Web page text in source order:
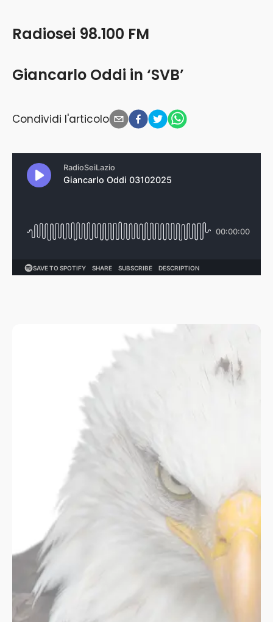
Giancarlo Oddi in ‘SVB’
Radiosei 98.100 FM
Condividi l'articolo